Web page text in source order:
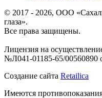
© 2017 - 2026, ООО
глаза».
Все права защищены.
Лицензия на
№Л041-01185-65/00560890
Создание сайта Retailica
Имеются